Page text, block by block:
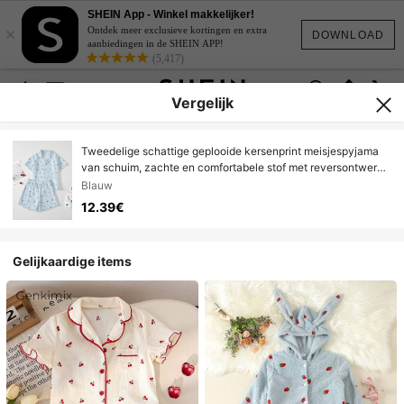
DOWNLOAD
×
SHEIN App - Winkel makkelijker!
Ontdek meer exclusieve kortingen en extra
aanbiedingen in de SHEIN APP!
(5,417)
Vergelijk
Tweedelige schattige geplooide kersenprint meisjespyjama
van schuim, zachte en comfortabele stof met reversontwerp,
zeer geschikt voor pyjamafeestjes en ontspannen avonden
Blauw
12.39€
Gelijkaardige items